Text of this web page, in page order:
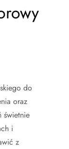
do
oraz
świetnie
i
z